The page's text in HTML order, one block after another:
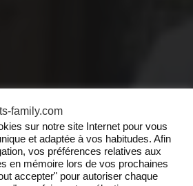
family.com
sur notre site Internet pour vous
et adaptée à vos habitudes. Afin
vos préférences relatives aux
en mémoire lors de vos prochaines
accepter" pour autoriser chaque